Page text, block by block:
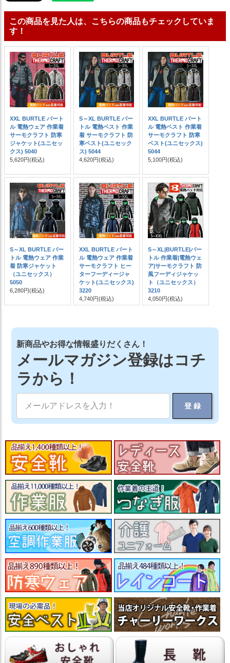
この商品を見た人は、こちらの商品もチェックしていま
す！
XXL BURTLE バート
ル 電熱ウェア 作業着
サーモクラフト 防寒
ジャケット(ユニセッ
クス) 5040
5,620円(税込)
S～XL BURTLE バー
トル 電熱ベスト 作業
着 サーモクラフト 防
寒ベスト(ユニセック
ス) 5044
4,620円(税込)
XXL BURTLE バート
ル 電熱ベスト 作業着
サーモクラフト 防寒
ベスト(ユニセックス)
5044
5,100円(税込)
S～XL BURTLE バー
トル 電熱ウェア 作業
着 防寒ジャケット
（ユニセックス）
5050
6,280円(税込)
XXL BURTLE バート
ル 電熱ウェア 作業着
サーモクラフト ヒー
ターフーディージャ
ケット(ユニセックス)
3220
4,740円(税込)
S～XL|BURTLE|バー
トル 作業着|電熱ウェ
ア|サーモクラフト 防
風フーディジャケッ
ト（ユニセックス）
3210
4,050円(税込)
新商品やお得な情報盛りだくさん！
メールマガジン登録はコチ
ラから！